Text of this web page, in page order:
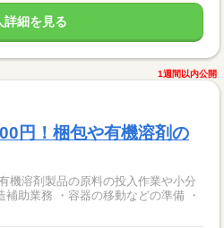
詳細を見る
1週間以内公開
円！梱包や有機溶剤の
などの準備 ・